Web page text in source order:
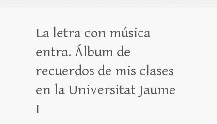
La letra con música
entra. Álbum de
recuerdos de mis clases
en la Universitat Jaume
I